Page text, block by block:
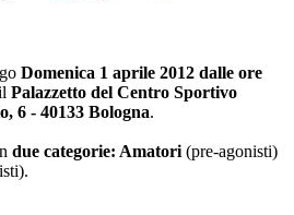
Domenica 1 aprile 2012 dalle ore
Palazzetto del Centro Sportivo
6 - 40133 Bologna.
due categorie: Amatori(pre-agonisti)